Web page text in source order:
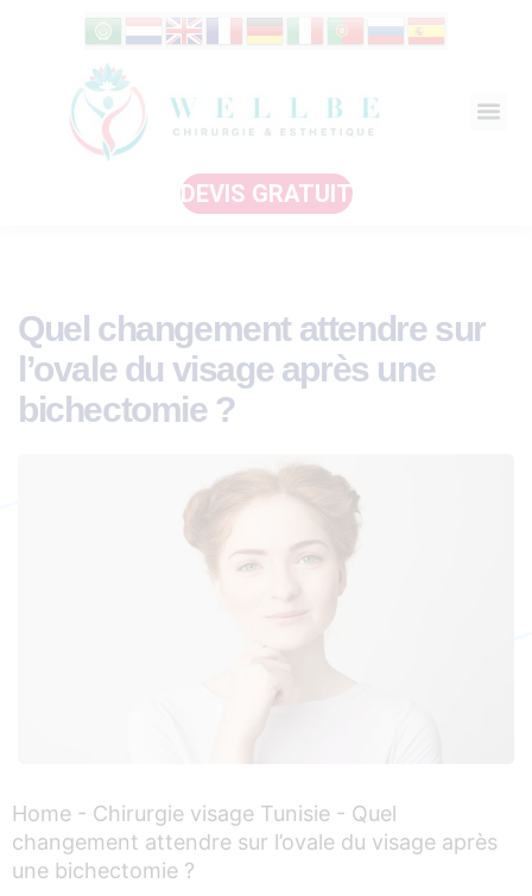
DEVIS GRATUIT
Quel changement attendre sur
l’ovale du visage après une
bichectomie ?
Home - Chirurgie visage Tunisie - Quel
changement attendre sur l’ovale du visage après
une bichectomie ?